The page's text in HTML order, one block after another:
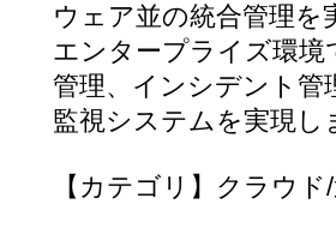
ウェア並の統合管理
エンタープライズ環
管理、インシデント管
監視システムを実現し
【カテゴリ】クラウド